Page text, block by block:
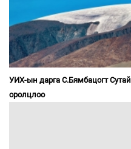
УИХ-ын дарга С.Бямбацогт
оролцлоо